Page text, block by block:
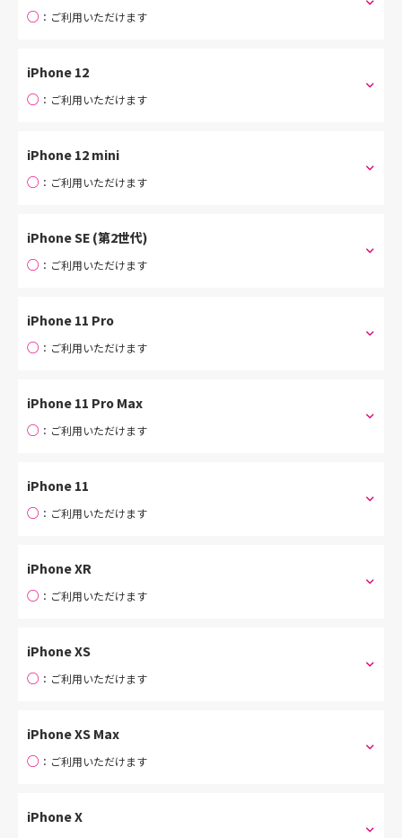
○ ：ご利用いただけます
iPhone 12
○ ：ご利用いただけます
iPhone 12 mini
○ ：ご利用いただけます
iPhone SE (第2世代)
○ ：ご利用いただけます
iPhone 11 Pro
○ ：ご利用いただけます
iPhone 11 Pro Max
○ ：ご利用いただけます
iPhone 11
○ ：ご利用いただけます
iPhone XR
○ ：ご利用いただけます
iPhone XS
○ ：ご利用いただけます
iPhone XS Max
○ ：ご利用いただけます
iPhone X